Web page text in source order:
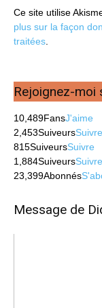
Ce site utilise
plus sur la façon
traitées.
Rejoignez-moi
10,489FansJ'aime
2,453SuiveursSuivre
815SuiveursSuivre
1,884SuiveursSuivre
23,399Abonnés
Message de